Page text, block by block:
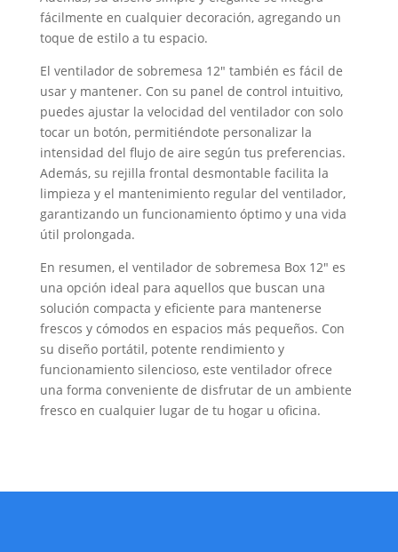
fácilmente en cualquier decoración, agregando un
toque de estilo a tu espacio.
El ventilador de sobremesa 12″ también es fácil de
usar y mantener. Con su panel de control intuitivo,
puedes ajustar la velocidad del ventilador con solo
tocar un botón, permitiéndote personalizar la
intensidad del flujo de aire según tus preferencias.
Además, su rejilla frontal desmontable facilita la
limpieza y el mantenimiento regular del ventilador,
garantizando un funcionamiento óptimo y una vida
útil prolongada.
En resumen, el ventilador de sobremesa Box 12″ es
una opción ideal para aquellos que buscan una
solución compacta y eficiente para mantenerse
frescos y cómodos en espacios más pequeños. Con
su diseño portátil, potente rendimiento y
funcionamiento silencioso, este ventilador ofrece
una forma conveniente de disfrutar de un ambiente
fresco en cualquier lugar de tu hogar u oficina.